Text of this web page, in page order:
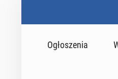
Ogłoszenia